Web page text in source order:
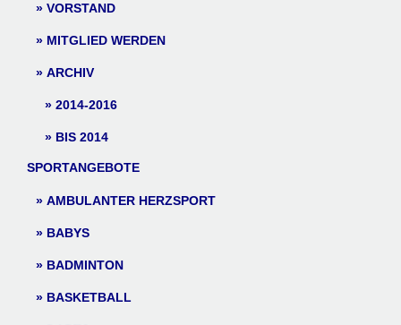
VORSTAND
MITGLIED WERDEN
ARCHIV
2014-2016
BIS 2014
SPORTANGEBOTE
AMBULANTER HERZSPORT
BABYS
BADMINTON
BASKETBALL